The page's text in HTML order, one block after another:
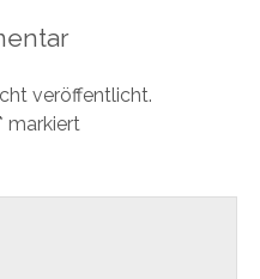
veröffentlicht.
markiert